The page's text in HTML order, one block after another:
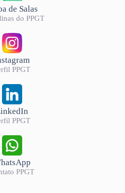
de Salas
do PPGT
PPGT
PPGT
PPGT